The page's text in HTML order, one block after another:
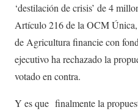
‘destilación de crisis’ de 4
Artículo 216 de la OCM
de Agricultura financie con
ejecutivo ha rechazado la
votado en contra.
Y es que finalmente la